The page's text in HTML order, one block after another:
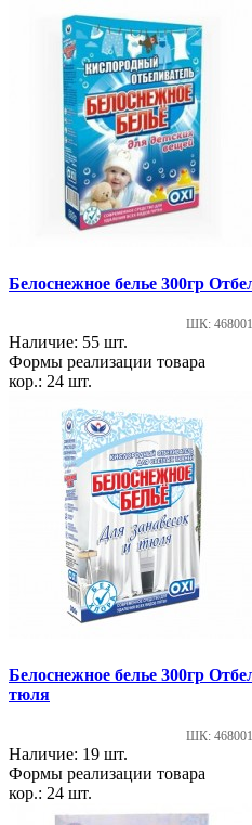
Белоснежное белье 300гр
ШК:
Наличие: 55 шт.
Формы реализации товара
кор.: 24 шт.
Белоснежное белье 300гр
тюля
ШК:
Наличие: 19 шт.
Формы реализации товара
кор.: 24 шт.